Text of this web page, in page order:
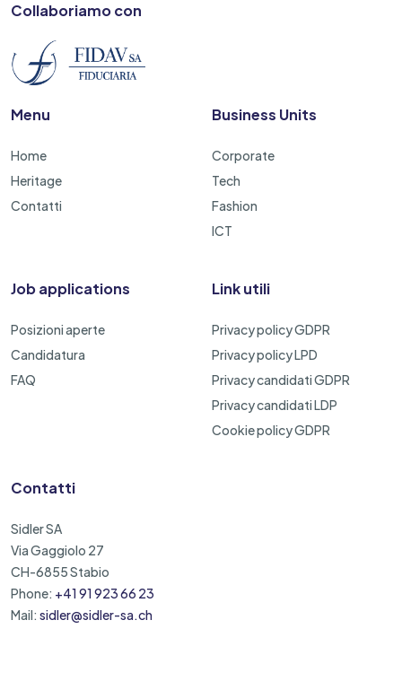
Collaboriamo con
Menu
Home
Heritage
Contatti
Business Units
Corporate
Tech
Fashion
ICT
Job applications
Posizioni aperte
Candidatura
FAQ
Link utili
Privacy policy GDPR
Privacy policy LPD
Privacy candidati GDPR
Privacy candidati LDP
Cookie policy GDPR
Contatti
Sidler SA
Via Gaggiolo 27
CH-6855 Stabio
Phone: +41 91 923 66 23
Mail: sidler@sidler-sa.ch